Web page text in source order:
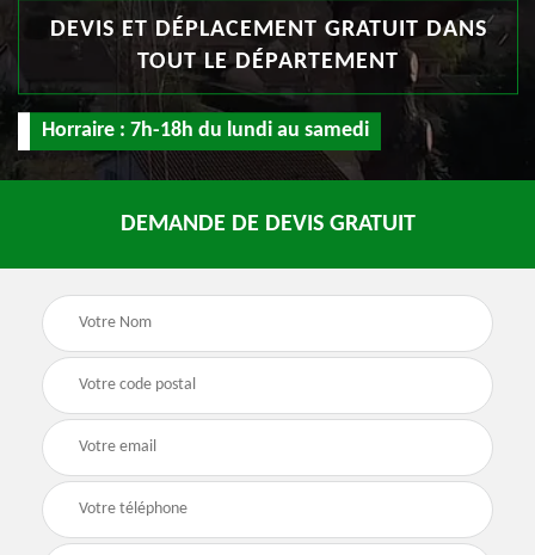
DEVIS ET DÉPLACEMENT GRATUIT DANS
TOUT LE DÉPARTEMENT
Horraire : 7h-18h du lundi au samedi
DEMANDE DE DEVIS GRATUIT